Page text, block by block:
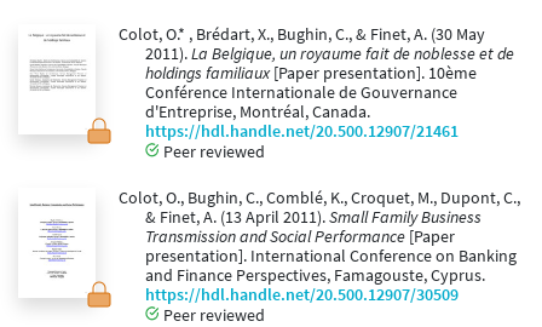
Colot, O.* , Brédart, X., Bughin, C., & Finet, A. (30 May
2011).La Belgique, un royaume fait de noblesse et de
holdings familiaux[Paper presentation]. 10ème
Conférence Internationale de Gouvernance
d'Entreprise, Montréal, Canada.
https://hdl.handle.net/20.500.12907/21461
Peer reviewed
Colot, O., Bughin, C., Comblé, K., Croquet, M., Dupont, C.,
& Finet, A. (13 April 2011).Small Family Business
Transmission and Social Performance [Paper
presentation]. International Conference on Banking
and Finance Perspectives, Famagouste, Cyprus.
https://hdl.handle.net/20.500.12907/30509
Peer reviewed